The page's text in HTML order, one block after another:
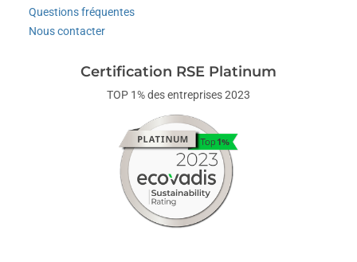
Questions fréquentes
Nous contacter
Certification RSE Platinum
TOP 1% des entreprises 2023